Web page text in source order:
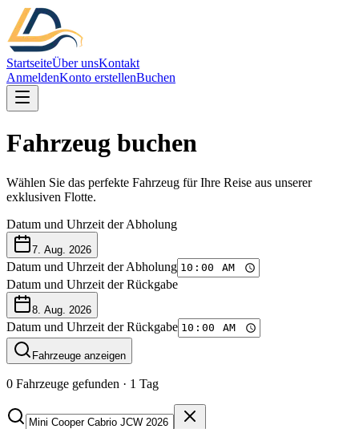
StartseiteÜber unsKontakt
AnmeldenKonto erstellenBuchen
Fahrzeug buchen
Wählen Sie das perfekte Fahrzeug für Ihre Reise aus unserer
exklusiven Flotte.
Datum und Uhrzeit der Abholung
7. Aug. 2026
Datum und Uhrzeit der Abholung
Datum und Uhrzeit der Rückgabe
8. Aug. 2026
Datum und Uhrzeit der Rückgabe
Fahrzeuge anzeigen
0 Fahrzeuge gefunden · 1 Tag